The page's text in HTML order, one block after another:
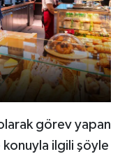
görev yapan
konuyla ilgili şöyle